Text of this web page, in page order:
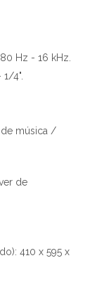
Hz - 16 kHz.
4".
de música /
de
410 x 595 x